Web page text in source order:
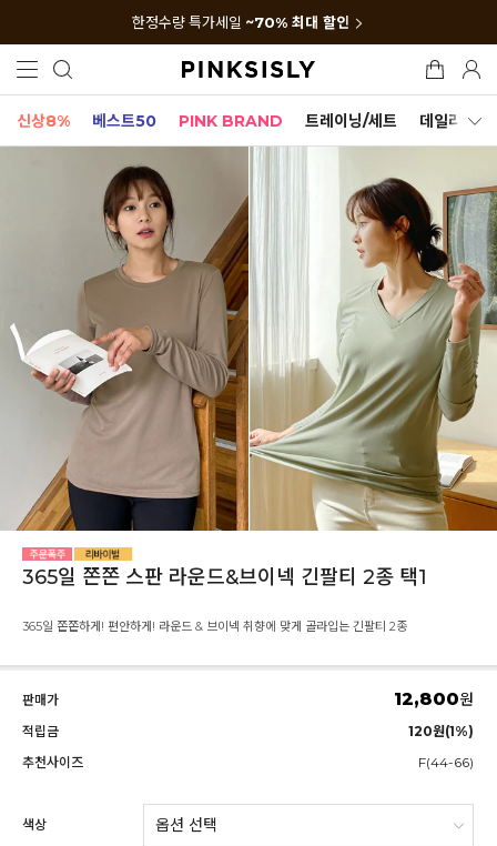
한정수량 특가세일 ~70% 최대 할인
신상8% 베스트50 PINK BRAND 트레이닝/세트 데일리세트
365일 쫀쫀 스판 라운드&브이넥 긴팔티 2종 택1
365일 쫀쫀하게! 편안하게! 라운드 & 브이넥 취향에 맞게 골라입는 긴팔티 2종
판매가 12,800원
적립금
120원(1%)
추천사이즈
F(44-66)
색상